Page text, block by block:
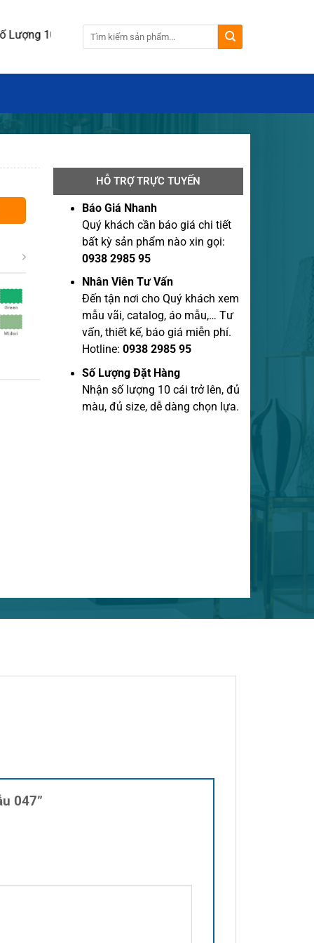
100 cái.
HỖ TRỢ TRỰC TUYẾN
Báo Giá Nhanh
Quý khách cần báo giá chi tiết
bất kỳ sản phẩm nào xin gọi:
0938 2985 95
Nhân Viên Tư Vấn
Đến tận nơi cho Quý khách xem
mẫu vãi, catalog, áo mẫu,… Tư
vấn, thiết kế, báo giá miễn phí.
Hotline: 0938 2985 95
Số Lượng Đặt Hàng
Nhận số lượng 10 cái trở lên, đủ
màu, đủ size, dễ dàng chọn lựa.
047”